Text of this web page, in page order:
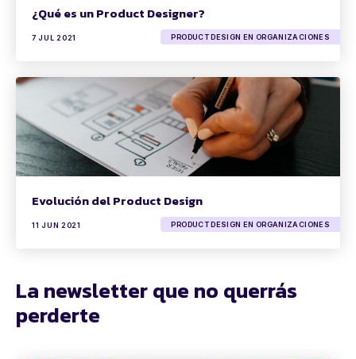
¿Qué es un Product Designer?
7 JUL 2021 PRODUCT DESIGN EN ORGANIZACIONES
Evolución del Product Design
11 JUN 2021 PRODUCT DESIGN EN ORGANIZACIONES
La newsletter que no querrás
perderte